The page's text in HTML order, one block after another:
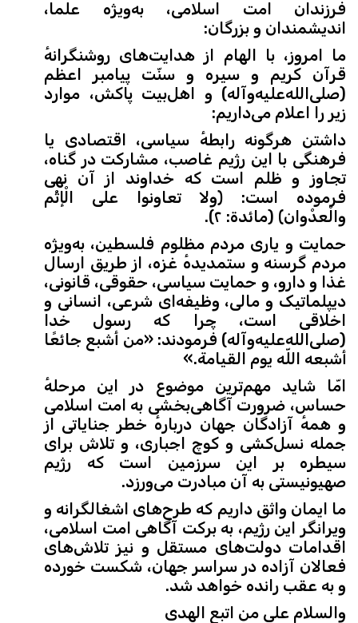
فرزندان امت اسلامی، به‌ویژه علما،
اندیشمندان و بزرگان:
ما امروز، با الهام از هدایت‌های روشنگرانهٔ
قرآن کریم و سیره و سنّت پیامبر اعظم
(صلی‌الله‌علیه‌وآله) و اهل‌بیت پاکش، موارد
زیر را اعلام می‌داریم:
داشتن هرگونه رابطهٔ سیاسی، اقتصادی یا
فرهنگی با این رژیم غاصب، مشارکت در گناه،
تجاوز و ظلم است که خداوند از آن نهی
فرموده است: ﴿ولا تعاونوا علی الْإثْم
والْعدْوان﴾ (مائدة: ٢).
حمایت و یاری مردم مظلوم فلسطین، به‌ویژه
مردم گرسنه و ستمدیدهٔ غزه، از طریق ارسال
غذا و دارو، و حمایت سیاسی، حقوقی، قانونی،
دیپلماتیک و مالی، وظیفه‌ای شرعی، انسانی و
اخلاقی است، چرا که رسول خدا
(صلی‌الله‌علیه‌وآله) فرمودند: «من أشبع جائعًا
أشبعه اللّه یوم القیامة.»
امّا شاید مهم‌ترین موضوع در این مرحلهٔ
حساس، ضرورت آگاهی‌بخشی به امت اسلامی
و همهٔ آزادگان جهان دربارهٔ خطر جنایاتی از
جمله نسل‌کشی و کوچ اجباری، و تلاش برای
سیطره بر این سرزمین است که رژیم
صهیونیستی به آن مبادرت می‌ورزد.
ما ایمان واثق داریم که طرح‌های اشغالگرانه و
ویرانگر این رژیم، به برکت آگاهی امت اسلامی،
اقدامات دولت‌های مستقل و نیز تلاش‌های
فعالان آزاده در سراسر جهان، شکست خورده
و به عقب رانده خواهد شد.
والسلام علی من اتبع الهدی